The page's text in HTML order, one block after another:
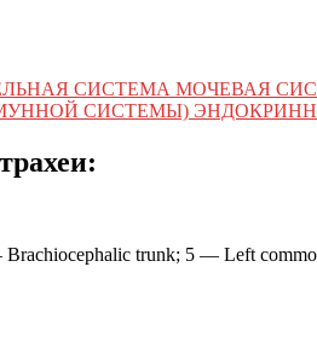
СИСТЕМА МОЧЕВАЯ
СИСТЕМЫ)
trunk; 5 — Left